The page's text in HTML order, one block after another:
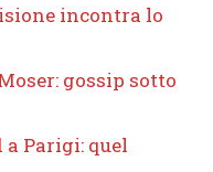
incontra lo
gossip sotto
a Parigi: quel